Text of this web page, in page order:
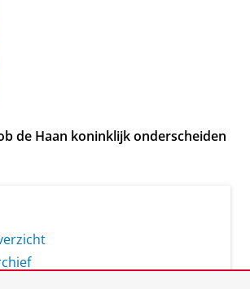
de Haan koninklijk onderscheiden